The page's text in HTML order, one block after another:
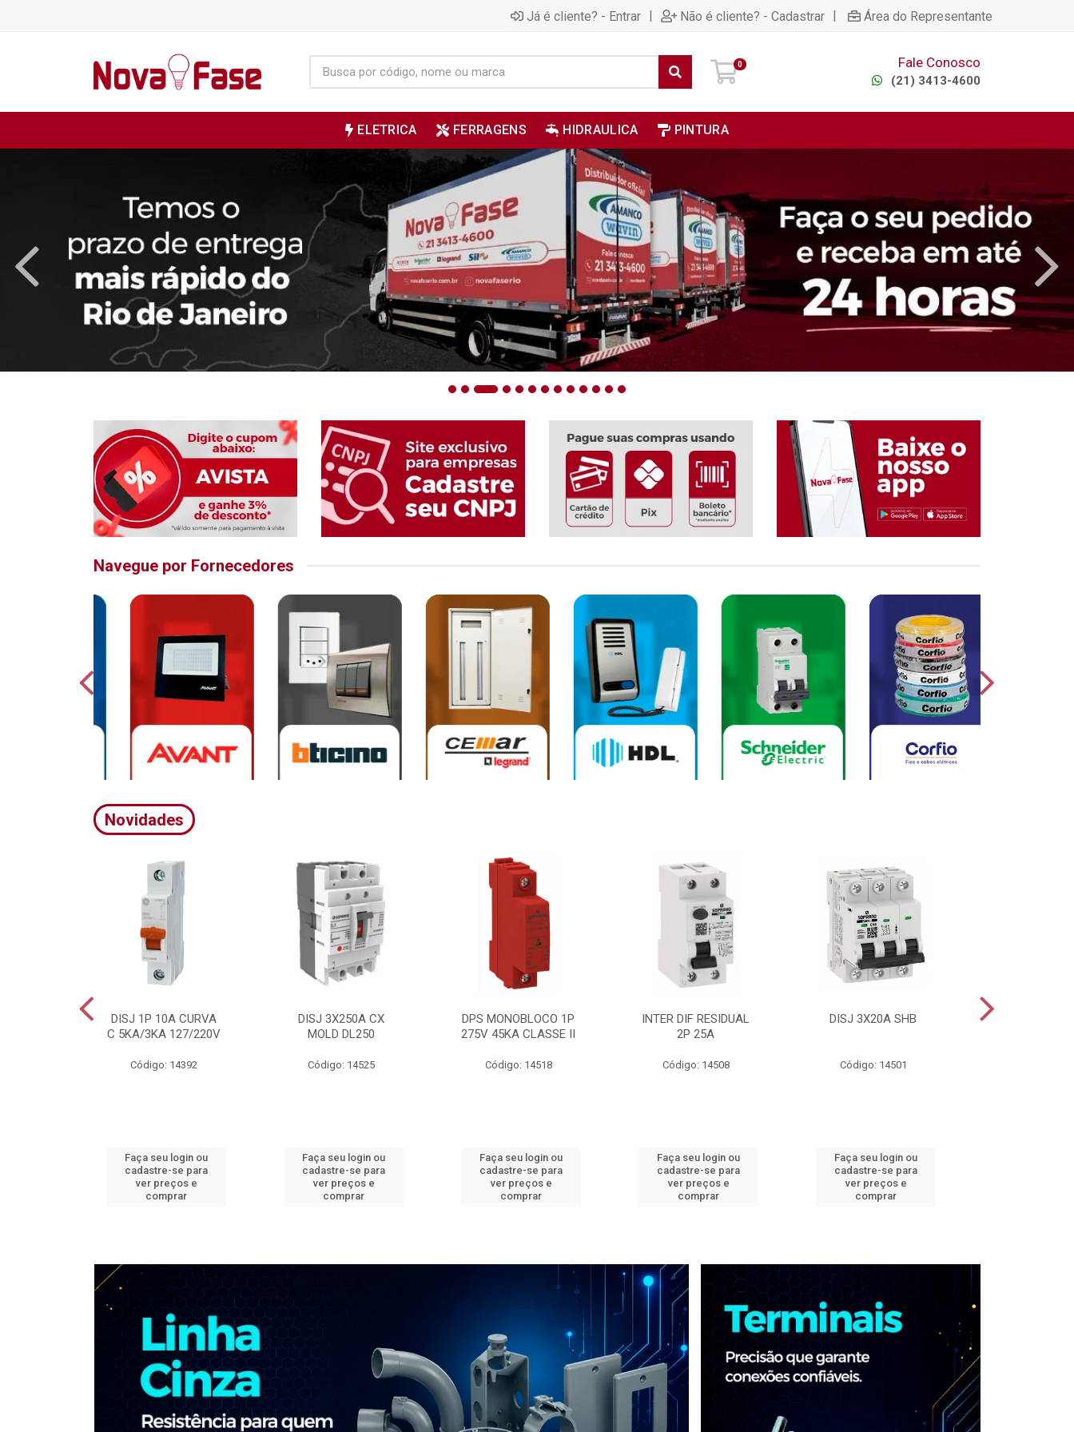
Já é cliente? - Entrar | Não é cliente? - Cadastrar | Área do Representante
0 Fale Conosco
(21) 3413-4600
ELETRICA FERRAGENS HIDRAULICA PINTURA
Navegue por Fornecedores
Novidades
DISJ 1P 10A CURVA
C 5KA/3KA 127/220V
Código: 14392
Faça seu login ou
cadastre-se para
ver preços e
comprar
DISJ 3X250A CX
MOLD DL250
Código: 14525
Faça seu login ou
cadastre-se para
ver preços e
comprar
DPS MONOBLOCO 1P
275V 45KA CLASSE II
Código: 14518
Faça seu login ou
cadastre-se para
ver preços e
comprar
INTER DIF RESIDUAL
2P 25A
Código: 14508
Faça seu login ou
cadastre-se para
ver preços e
comprar
DISJ 3X20A SHB
Código: 14501
Faça seu login ou
cadastre-se para
ver preços e
comprar